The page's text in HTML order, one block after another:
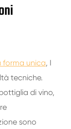
forma unica, I
tecniche.
di vino,
sono